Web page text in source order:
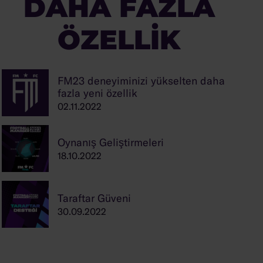
DAHA FAZLA
ÖZELLIK
FM23 deneyiminizi yükselten daha
fazla yeni özellik
02.11.2022
Oynanış Geliştirmeleri
18.10.2022
Taraftar Güveni
30.09.2022